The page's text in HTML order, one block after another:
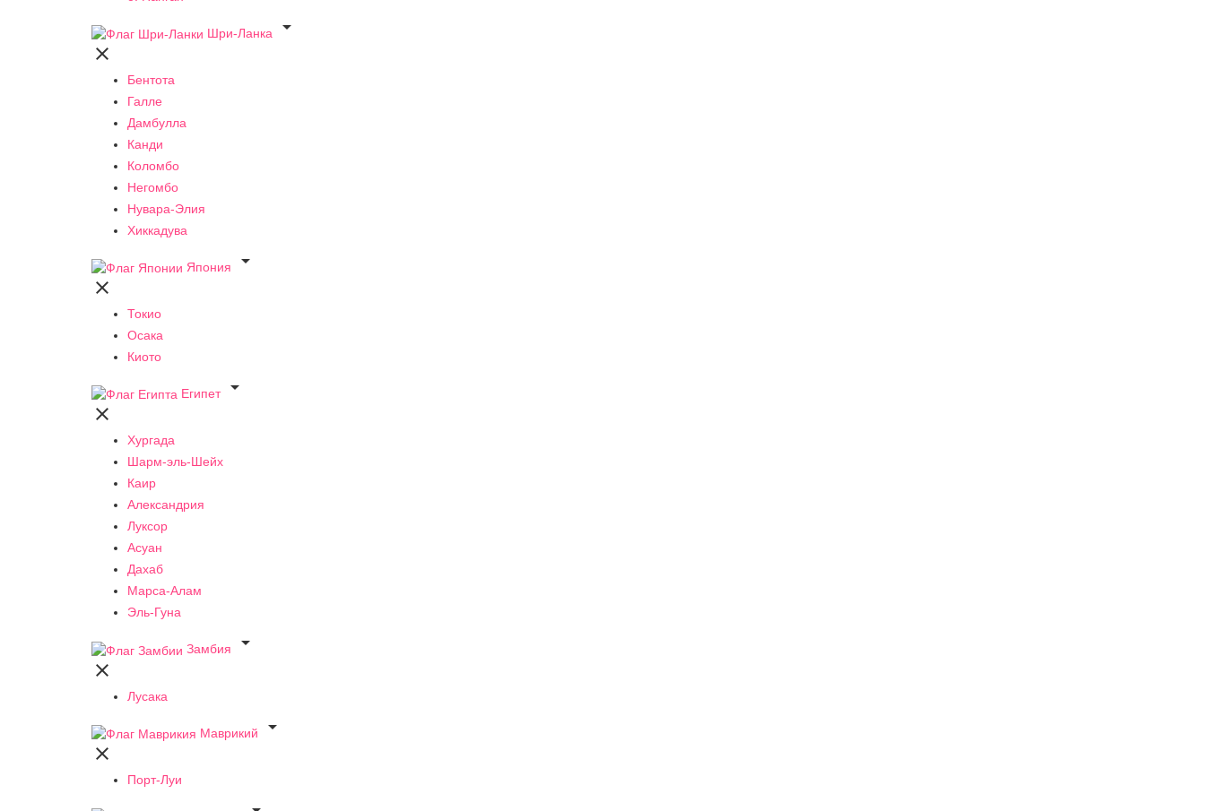
Шри-Ланка


Бентота
Галле
Дамбулла
Канди
Коломбо
Негомбо
Нувара-Элия
Хиккадува
Япония


Токио
Осака
Киото
Египет


Хургада
Шарм-эль-Шейх
Каир
Александрия
Луксор
Асуан
Дахаб
Марса-Алам
Эль-Гуна
Замбия


Лусака
Маврикий


Порт-Луи